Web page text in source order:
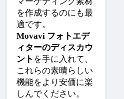
を作成するのにも最
適です。
Movavi フォトエデ
ィターのディスカウ
ント を手に入れて、
これらの素晴らしい
機能をより安価に楽
しんでください。